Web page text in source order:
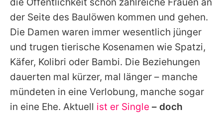
Nutzungsbedingungen
Utiq verwalten
der Seite des Baulöwen kommen und gehen.
Die Damen waren immer wesentlich jünger
und trugen tierische Kosenamen wie Spatzi,
Käfer, Kolibri oder Bambi. Die Beziehungen
dauerten mal kürzer, mal länger – manche
mündeten in eine Verlobung, manche sogar
in eine Ehe. Aktuell ist er Single – doch